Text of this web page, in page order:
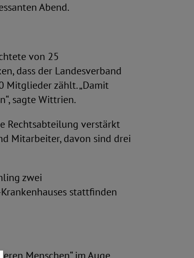
Abend.
von 25
dass der Landesverband
Mitglieder zählt. „Damit
sagte Wittrien.
Rechtsabteilung verstärkt
Mitarbeiter, davon sind drei
zwei
stattfinden